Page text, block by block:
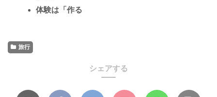
体験は「作る
旅行
シェアする